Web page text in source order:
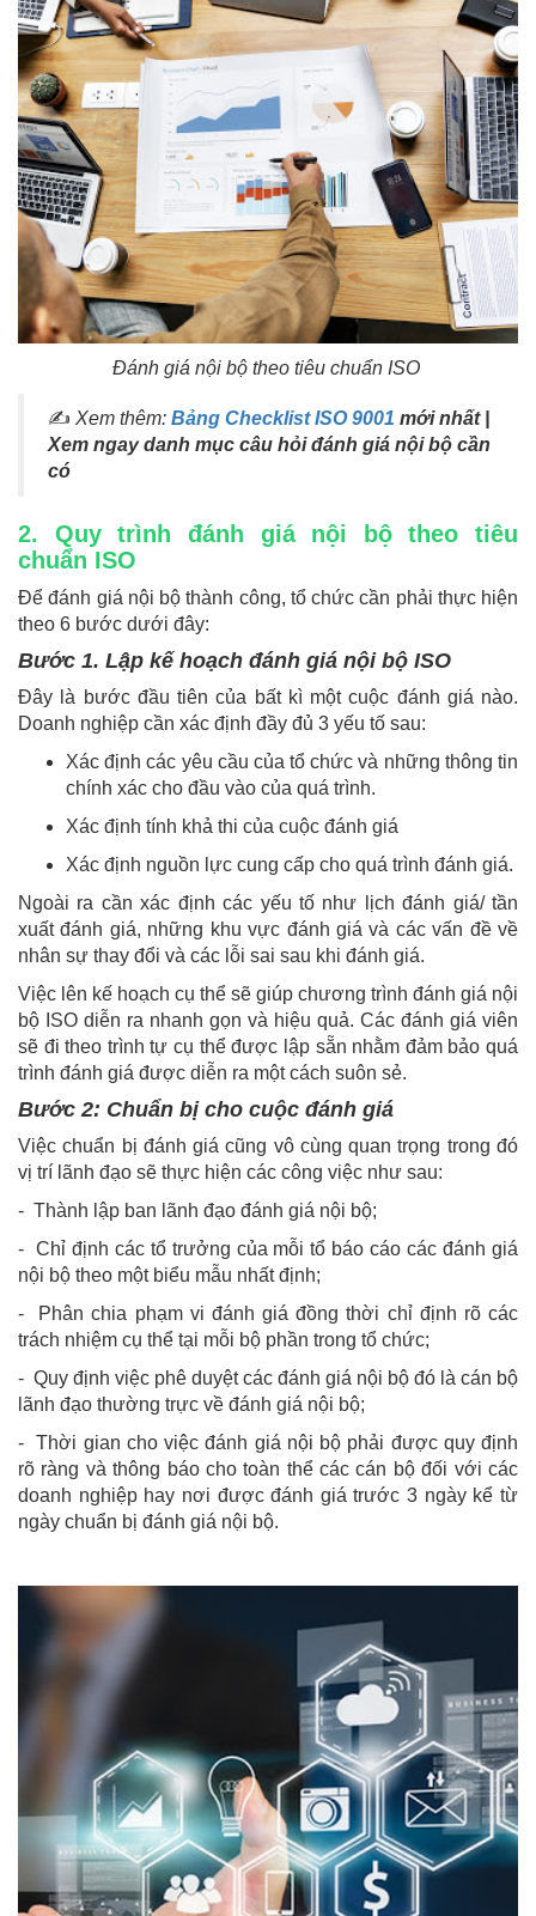
Đánh giá nội bộ theo tiêu chuẩn ISO
✍ Xem thêm: Bảng Checklist ISO 9001 mới nhất |
Xem ngay danh mục câu hỏi đánh giá nội bộ cần
có
2. Quy trình đánh giá nội bộ theo tiêu
chuẩn ISO
Để đánh giá nội bộ thành công, tổ chức cần phải thực hiện
theo 6 bước dưới đây:
Bước 1. Lập kế hoạch đánh giá nội bộ ISO
Đây là bước đầu tiên của bất kì một cuộc đánh giá nào.
Doanh nghiệp cần xác định đầy đủ 3 yếu tố sau:
Xác định các yêu cầu của tổ chức và những thông tin
chính xác cho đầu vào của quá trình.
Xác định tính khả thi của cuộc đánh giá
Xác định nguồn lực cung cấp cho quá trình đánh giá.
Ngoài ra cần xác định các yếu tố như lịch đánh giá/ tần
xuất đánh giá, những khu vực đánh giá và các vấn đề về
nhân sự thay đổi và các lỗi sai sau khi đánh giá.
Việc lên kế hoạch cụ thể sẽ giúp chương trình đánh giá nội
bộ ISO diễn ra nhanh gọn và hiệu quả. Các đánh giá viên
sẽ đi theo trình tự cụ thể được lập sẵn nhằm đảm bảo quá
trình đánh giá được diễn ra một cách suôn sẻ.
Bước 2: Chuẩn bị cho cuộc đánh giá
Việc chuẩn bị đánh giá cũng vô cùng quan trọng trong đó
vị trí lãnh đạo sẽ thực hiện các công việc như sau:
- Thành lập ban lãnh đạo đánh giá nội bộ;
- Chỉ định các tổ trưởng của mỗi tổ báo cáo các đánh giá
nội bộ theo một biểu mẫu nhất định;
- Phân chia phạm vi đánh giá đồng thời chỉ định rõ các
trách nhiệm cụ thể tại mỗi bộ phần trong tổ chức;
- Quy định việc phê duyệt các đánh giá nội bộ đó là cán bộ
lãnh đạo thường trực về đánh giá nội bộ;
- Thời gian cho việc đánh giá nội bộ phải được quy định
rõ ràng và thông báo cho toàn thể các cán bộ đối với các
doanh nghiệp hay nơi được đánh giá trước 3 ngày kể từ
ngày chuẩn bị đánh giá nội bộ.